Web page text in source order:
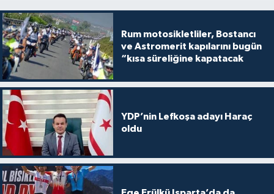
Rum motosikletliler, Bostancı
ve Astromerit kapılarını bugün
“kısa süreliğine kapatacak
YDP’nin Lefkoşa adayı Haraç
oldu